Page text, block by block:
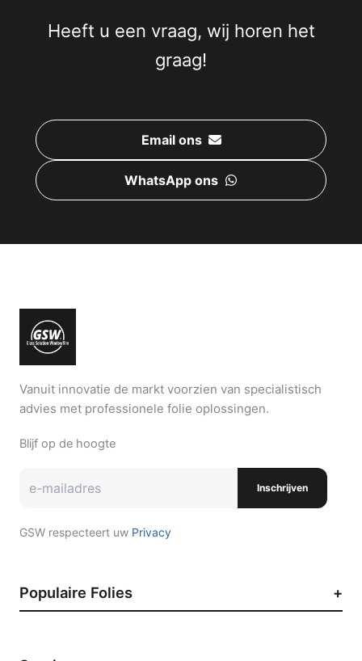
Heeft u een vraag, wij horen het
graag!
Email ons
WhatsApp ons
Vanuit innovatie de markt voorzien van specialistisch
advies met professionele folie oplossingen.
Blijf op de hoogte
Inschrijven
GSW respecteert uw Privacy
Populaire Folies